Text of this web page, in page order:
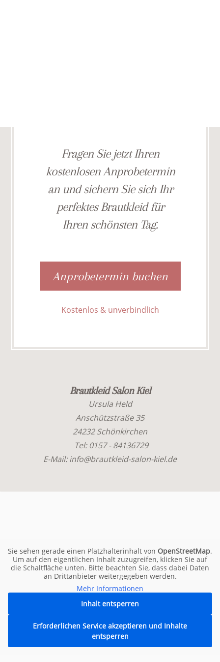
Fragen Sie jetzt Ihren
kostenlosen Anprobetermin
an und sichern Sie sich Ihr
perfektes Brautkleid für
Ihren schönsten Tag.
Anprobetermin buchen
Kostenlos & unverbindlich
Brautkleid Salon Kiel
Ursula Held
Anschützstraße 35
24232 Schönkirchen
Tel: 0157 - 84136729
E-Mail: info@brautkleid-salon-kiel.de
Sie sehen gerade einen Platzhalterinhalt von OpenStreetMap.
Um auf den eigentlichen Inhalt zuzugreifen, klicken Sie auf
die Schaltfläche unten. Bitte beachten Sie, dass dabei Daten
an Drittanbieter weitergegeben werden.
Mehr Informationen
Inhalt entsperren
Erforderlichen Service akzeptieren und Inhalte
entsperren